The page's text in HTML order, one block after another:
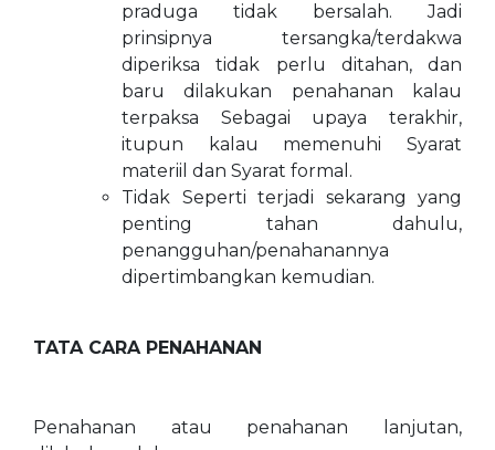
praduga tidak bersalah. Jadi
prinsipnya tersangka/terdakwa
diperiksa tidak perlu ditahan, dan
baru dilakukan penahanan kalau
terpaksa Sebagai upaya terakhir,
itupun kalau memenuhi Syarat
materiil dan Syarat formal.
Tidak Seperti terjadi sekarang yang
penting tahan dahulu,
penangguhan/penahanannya
dipertimbangkan kemudian.
TATA CARA PENAHANAN
Penahanan atau penahanan lanjutan,